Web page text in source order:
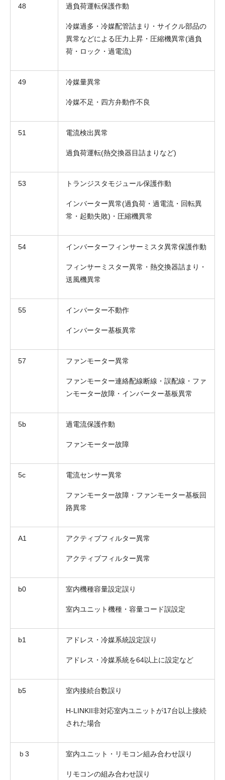
48 過負荷運転保護作動
冷媒過多・冷媒配管詰まり・サイクル部品の
異常などによる圧力上昇・圧縮機異常(過負
荷・ロック・過電流)
49 冷媒量異常
冷媒不足・四方弁動作不良
51 電流検出異常
過負荷運転(熱交換器目詰まりなど)
53 トランジスタモジュール保護作動
インバーター異常(過負荷・過電流・回転異
常・起動失敗)・圧縮機異常
54 インバーターフィンサーミスタ異常保護作動
フィンサーミスター異常・熱交換器詰まり・
送風機異常
55 インバーター不動作
インバーター基板異常
57 ファンモーター異常
ファンモーター連絡配線断線・誤配線・ファ
ンモーター故障・インバーター基板異常
5b 過電流保護作動
ファンモーター故障
5c 電流センサー異常
ファンモーター故障・ファンモーター基板回
路異常
A1 アクティブフィルター異常
アクティブフィルター異常
b0 室内機種容量設定誤り
室内ユニット機種・容量コード誤設定
b1 アドレス・冷媒系統設定誤り
アドレス・冷媒系統を64以上に設定など
b5 室内接続台数誤り
H-LINKII非対応室内ユニットが17台以上接続
された場合
ｂ3 室内ユニット・リモコン組み合わせ誤り
リモコンの組み合わせ誤り
(ご選択ください)
お電話